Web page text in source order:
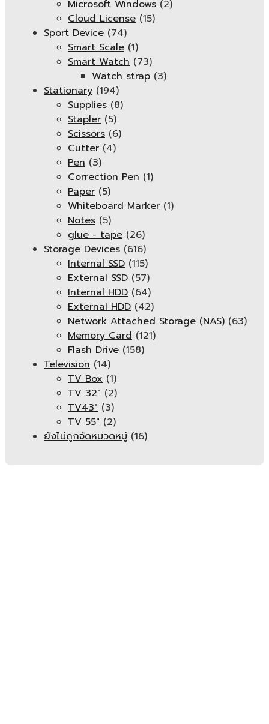
Microsoft Windows (2)
Cloud License (15)
Sport Device (74)
Smart Scale (1)
Smart Watch (73)
Watch strap (3)
Stationary (194)
Supplies (8)
Stapler (5)
Scissors (6)
Cutter (4)
Pen (3)
Correction Pen (1)
Paper (5)
Whiteboard Marker (1)
Notes (5)
glue - tape (26)
Storage Devices (616)
Internal SSD (115)
External SSD (57)
Internal HDD (64)
External HDD (42)
Network Attached Storage (NAS) (63)
Memory Card (121)
Flash Drive (158)
Television (14)
TV Box (1)
TV 32" (2)
TV43" (3)
TV 55" (2)
ยังไม่ถูกจัดหมวดหมู่ (16)